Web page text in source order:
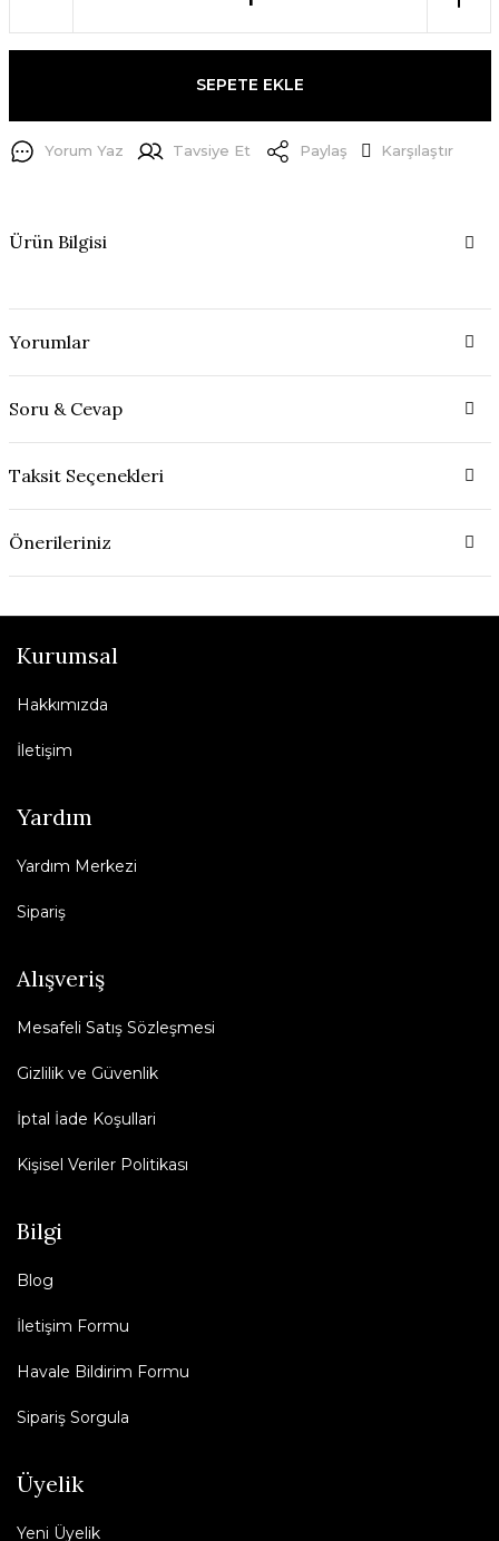
SEPETE EKLE
Yorum Yaz Tavsiye Et Paylaş Karşılaştır
Ürün Bilgisi
Yorumlar
Soru & Cevap
Taksit Seçenekleri
Önerileriniz
Kurumsal
Hakkımızda
İletişim
Yardım
Yardım Merkezi
Sipariş
Alışveriş
Mesafeli Satış Sözleşmesi
Gizlilik ve Güvenlik
İptal İade Koşullari
Kişisel Veriler Politikası
Bilgi
Blog
İletişim Formu
Havale Bildirim Formu
Sipariş Sorgula
Üyelik
Yeni Üyelik